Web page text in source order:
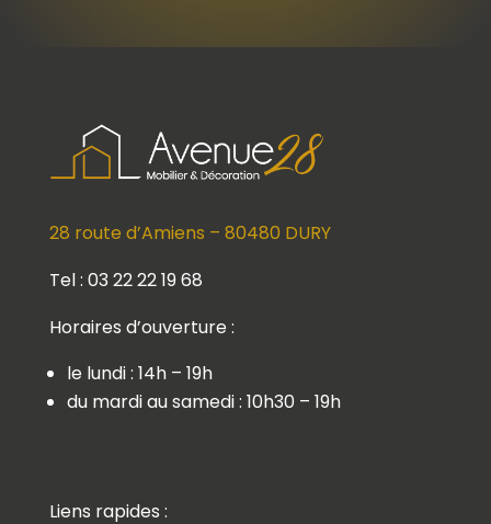
28 route d’Amiens – 80480 DURY
Tel : 03 22 22 19 68
Horaires d’ouverture :
le lundi : 14h – 19h
du mardi au samedi : 10h30 – 19h
Liens rapides :